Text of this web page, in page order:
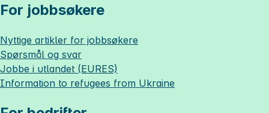
For jobbsøkere
Nyttige artikler for jobbsøkere
Spørsmål og svar
Jobbe i utlandet (EURES)
Information to refugees from Ukraine